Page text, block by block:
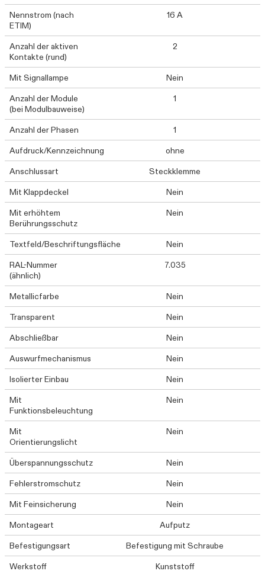
Nennstrom (nach
ETIM)
16 A
Anzahl der aktiven
Kontakte (rund)
2
Mit Signallampe
Nein
Anzahl der Module
(bei Modulbauweise)
1
Anzahl der Phasen
1
Aufdruck/Kennzeichnung
ohne
Anschlussart
Steckklemme
Mit Klappdeckel
Nein
Mit erhöhtem
Berührungsschutz
Nein
Textfeld/Beschriftungsfläche
Nein
RAL-Nummer
(ähnlich)
7.035
Metallicfarbe
Nein
Transparent
Nein
Abschließbar
Nein
Auswurfmechanismus
Nein
Isolierter Einbau
Nein
Mit
Funktionsbeleuchtung
Nein
Mit
Orientierungslicht
Nein
Überspannungsschutz
Nein
Fehlerstromschutz
Nein
Mit Feinsicherung
Nein
Montageart
Aufputz
Befestigungsart
Befestigung mit Schraube
Werkstoff
Kunststoff